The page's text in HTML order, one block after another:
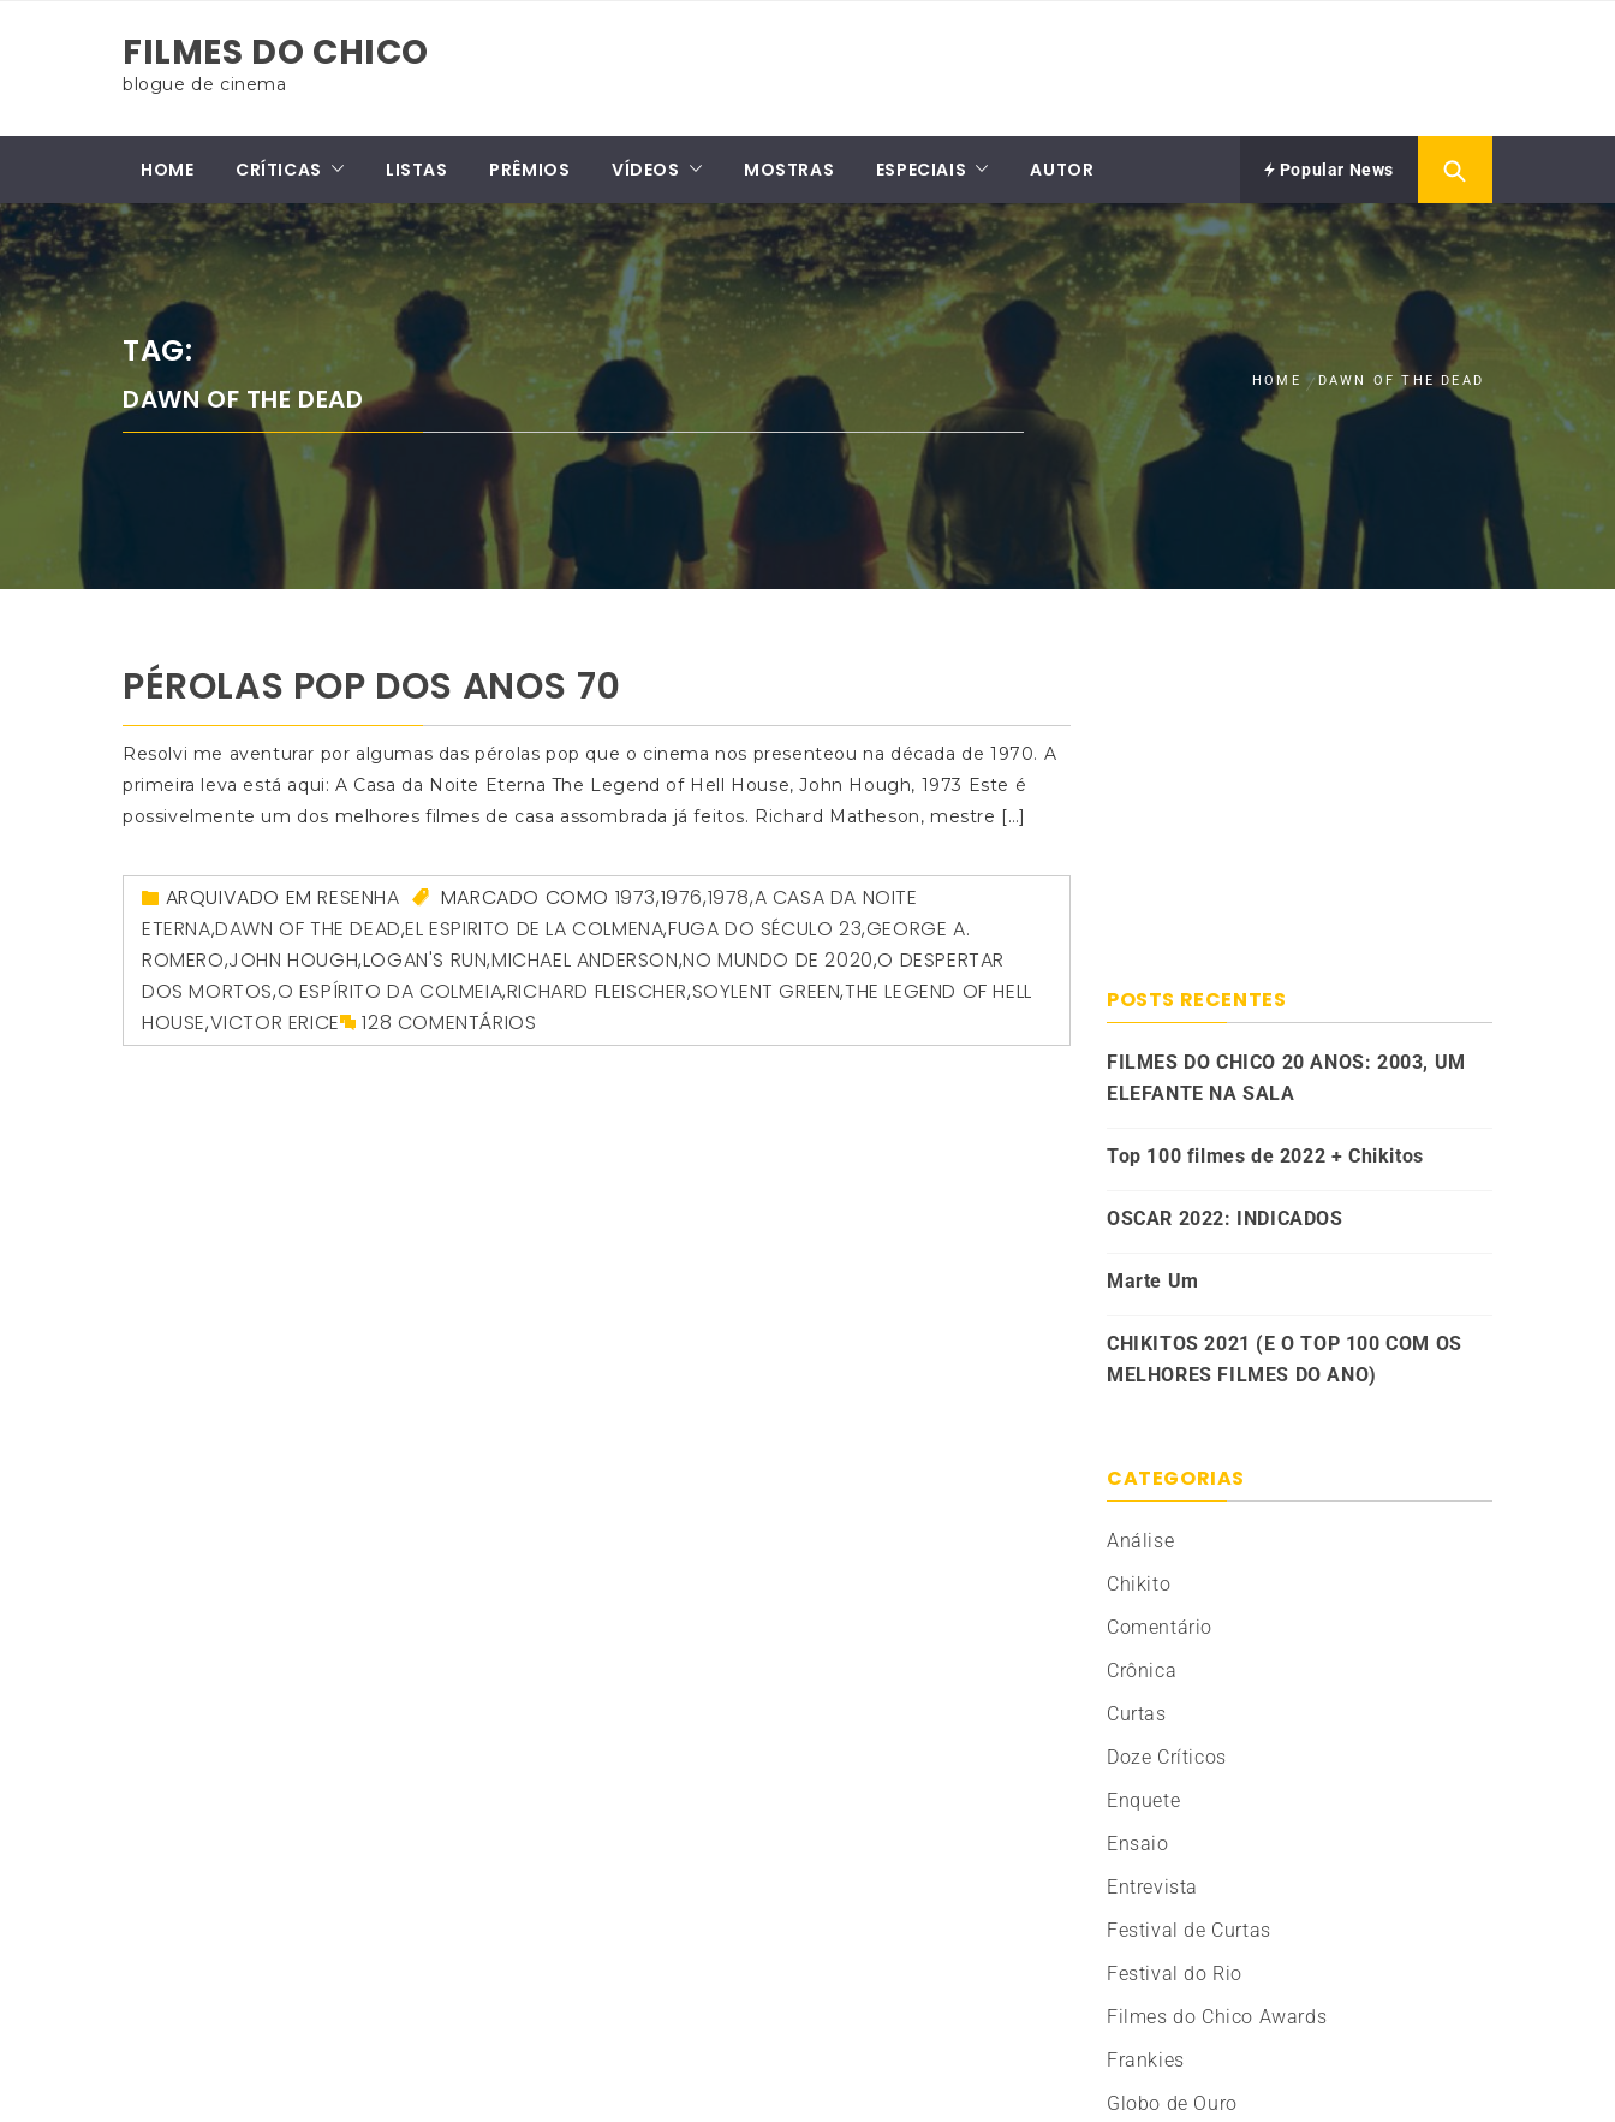
FILMES DO CHICO
blogue de cinema
HOME CRÍTICAS LISTAS PRÊMIOS VÍDEOS MOSTRAS ESPECIAIS AUTOR Popular News
TAG:
DAWN OF THE DEAD
HOME DAWN OF THE DEAD
PÉROLAS POP DOS ANOS 70
Resolvi me aventurar por algumas das pérolas pop que o cinema nos presenteou na década de 1970. A
primeira leva está aqui: A Casa da Noite Eterna The Legend of Hell House, John Hough, 1973 Este é
possivelmente um dos melhores filmes de casa assombrada já feitos. Richard Matheson, mestre […]
ARQUIVADO EMRESENHA MARCADO COMO 1973,1976,1978,A CASA DA NOITE
ETERNA,DAWN OF THE DEAD,EL ESPIRITO DE LA COLMENA,FUGA DO SÉCULO 23,GEORGE A.
ROMERO,JOHN HOUGH,LOGAN'S RUN,MICHAEL ANDERSON,NO MUNDO DE 2020,O DESPERTAR
DOS MORTOS,O ESPÍRITO DA COLMEIA,RICHARD FLEISCHER,SOYLENT GREEN,THE LEGEND OF HELL
HOUSE,VICTOR ERICE 128 COMENTÁRIOS
POSTS RECENTES
FILMES DO CHICO 20 ANOS: 2003, UM
ELEFANTE NA SALA
Top 100 filmes de 2022 + Chikitos
OSCAR 2022: INDICADOS
Marte Um
CHIKITOS 2021 (E O TOP 100 COM OS
MELHORES FILMES DO ANO)
CATEGORIAS
Análise
Chikito
Comentário
Crônica
Curtas
Doze Críticos
Enquete
Ensaio
Entrevista
Festival de Curtas
Festival do Rio
Filmes do Chico Awards
Frankies
Globo de Ouro